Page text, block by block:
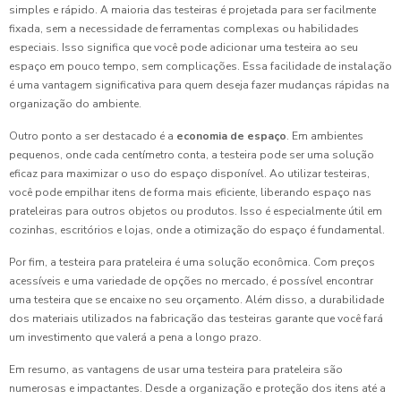
simples e rápido. A maioria das testeiras é projetada para ser facilmente
fixada, sem a necessidade de ferramentas complexas ou habilidades
especiais. Isso significa que você pode adicionar uma testeira ao seu
espaço em pouco tempo, sem complicações. Essa facilidade de instalação
é uma vantagem significativa para quem deseja fazer mudanças rápidas na
organização do ambiente.
Outro ponto a ser destacado é a economia de espaço. Em ambientes
pequenos, onde cada centímetro conta, a testeira pode ser uma solução
eficaz para maximizar o uso do espaço disponível. Ao utilizar testeiras,
você pode empilhar itens de forma mais eficiente, liberando espaço nas
prateleiras para outros objetos ou produtos. Isso é especialmente útil em
cozinhas, escritórios e lojas, onde a otimização do espaço é fundamental.
Por fim, a testeira para prateleira é uma solução econômica. Com preços
acessíveis e uma variedade de opções no mercado, é possível encontrar
uma testeira que se encaixe no seu orçamento. Além disso, a durabilidade
dos materiais utilizados na fabricação das testeiras garante que você fará
um investimento que valerá a pena a longo prazo.
Em resumo, as vantagens de usar uma testeira para prateleira são
numerosas e impactantes. Desde a organização e proteção dos itens até a